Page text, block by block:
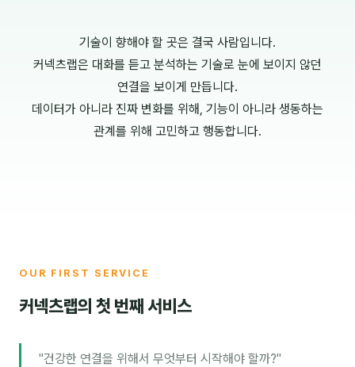
기술이 향해야 할 곳은 결국 사람입니다.
커넥츠랩은 대화를 듣고 분석하는 기술로 눈에 보이지 않던
연결을 보이게 만듭니다.
데이터가 아니라 진짜 변화를 위해, 기능이 아니라 생동하는
관계를 위해 고민하고 행동합니다.
OUR FIRST SERVICE
커넥츠랩의 첫 번째 서비스
"건강한 연결을 위해서 무엇부터 시작해야 할까?"